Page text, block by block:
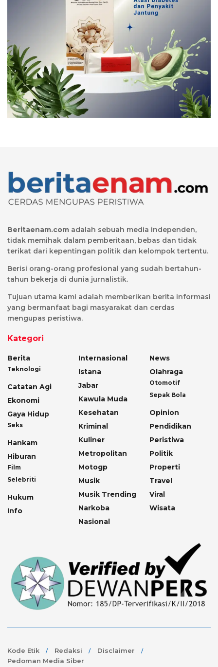
Beritaenam.com adalah sebuah media independen,
tidak memihak dalam pemberitaan, bebas dan tidak
terikat dari kepentingan politik dan kelompok tertentu.
Berisi orang-orang profesional yang sudah bertahun-
tahun bekerja di dunia jurnalistik.
Tujuan utama kami adalah memberikan berita informasi
yang bermanfaat bagi masyarakat dan cerdas
mengupas peristiwa.
Kategori
Berita
Teknologi
Catatan Agi
Ekonomi
Gaya Hidup
Seks
Hankam
Hiburan
Film
Selebriti
Hukum
Info
Internasional
Istana
Jabar
Kawula Muda
Kesehatan
Kriminal
Kuliner
Metropolitan
Motogp
Musik
Musik Trending
Narkoba
Nasional
News
Olahraga
Otomotif
Sepak Bola
Opinion
Pendidikan
Peristiwa
Politik
Properti
Travel
Viral
Wisata
Kode Etik Redaksi
Disclaimer
Pedoman Media Siber